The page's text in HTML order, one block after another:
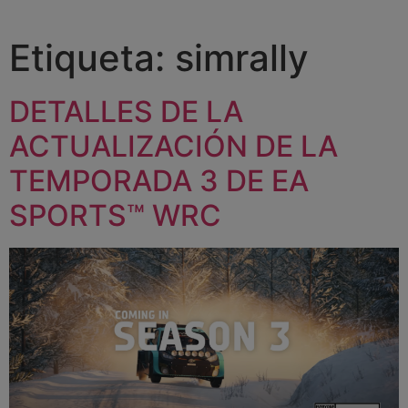
Etiqueta: simrally
DETALLES DE LA
ACTUALIZACIÓN DE LA
TEMPORADA 3 DE EA
SPORTS™ WRC